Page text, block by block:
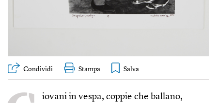
Condividi Stampa
iovani in vespa, coppie che ballano,